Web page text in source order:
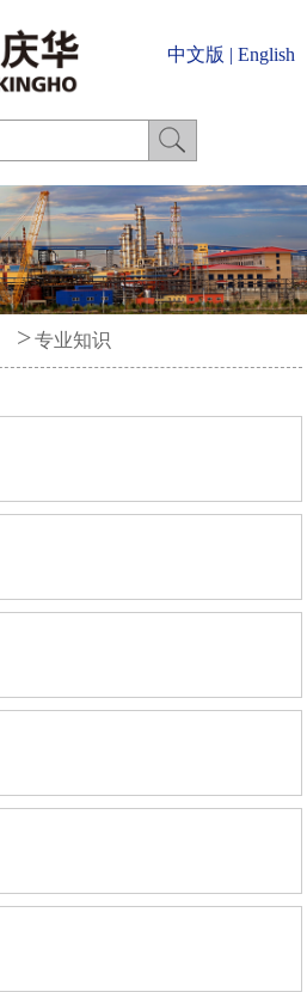
中文版 | English
> 专业知识